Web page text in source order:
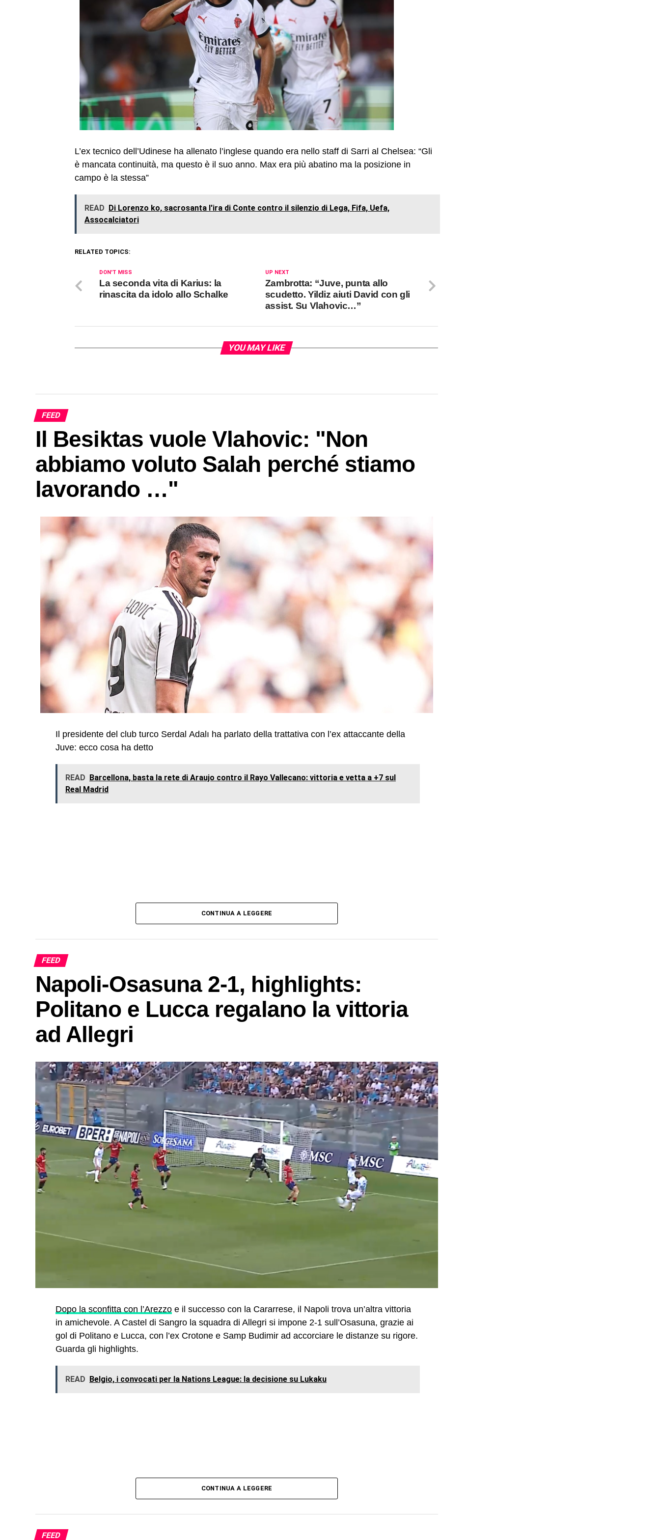
L’ex tecnico dell’Udinese ha allenato l’inglese quando era nello staff di Sarri al Chelsea: “Gli
è mancata continuità, ma questo è il suo anno. Max era più abatino ma la posizione in
campo è la stessa”
READ Di Lorenzo ko, sacrosanta l'ira di Conte contro il silenzio di Lega, Fifa, Uefa,
Assocalciatori
RELATED TOPICS:
UP NEXT
Zambrotta: “Juve, punta allo
scudetto. Yildiz aiuti David con gli
assist. Su Vlahovic…”
DON'T MISS
La seconda vita di Karius: la
rinascita da idolo allo Schalke
YOU MAY LIKE
FEED
Il Besiktas vuole Vlahovic: "Non
abbiamo voluto Salah perché stiamo
lavorando …"
Il presidente del club turco Serdal Adalı ha parlato della trattativa con l’ex attaccante della
Juve: ecco cosa ha detto
READ Barcellona, basta la rete di Araujo contro il Rayo Vallecano: vittoria e vetta a +7 sul
Real Madrid
CONTINUA A LEGGERE
FEED
Napoli-Osasuna 2-1, highlights:
Politano e Lucca regalano la vittoria
ad Allegri
Dopo la sconfitta con l’Arezzo e il successo con la Cararrese, il Napoli trova un’altra vittoria
in amichevole. A Castel di Sangro la squadra di Allegri si impone 2-1 sull’Osasuna, grazie ai
gol di Politano e Lucca, con l’ex Crotone e Samp Budimir ad accorciare le distanze su rigore.
Guarda gli highlights.
READ Belgio, i convocati per la Nations League: la decisione su Lukaku
CONTINUA A LEGGERE
FEED